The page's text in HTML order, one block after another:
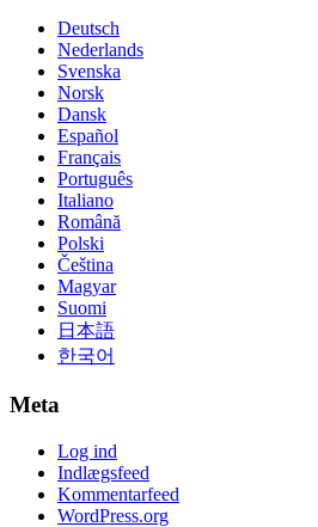
Deutsch
Nederlands
Svenska
Norsk
Dansk
Español
Français
Português
Italiano
Română
Polski
Čeština
Magyar
Suomi
日本語
한국어
Meta
Log ind
Indlægsfeed
Kommentarfeed
WordPress.org